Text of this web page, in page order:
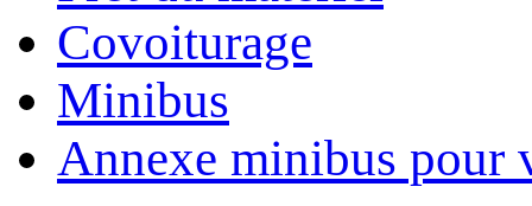
Covoiturage
Minibus
Annexe minibus pour